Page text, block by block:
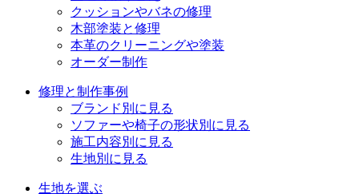
クッションやバネの修理
木部塗装と修理
本革のクリーニングや塗装
オーダー制作
修理と制作事例
ブランド別に見る
ソファーや椅子の形状別に見る
施工内容別に見る
生地別に見る
生地を選ぶ